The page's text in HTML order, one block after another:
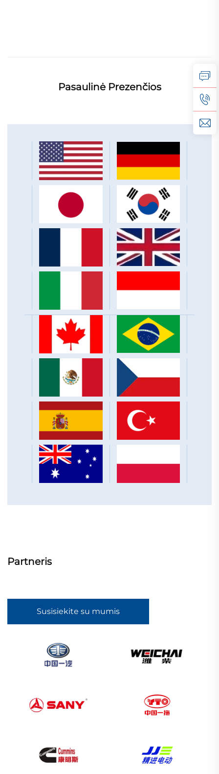
Pasaulinė Prezenčios
Partneris
Susisiekite su mumis